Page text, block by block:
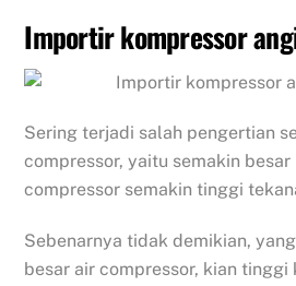
Importir kompressor
Sering terjadi salah pengertian
compressor, yaitu semakin besar
compressor semakin tinggi
Sebenarnya tidak demikian,
besar air compressor, kian tinggi